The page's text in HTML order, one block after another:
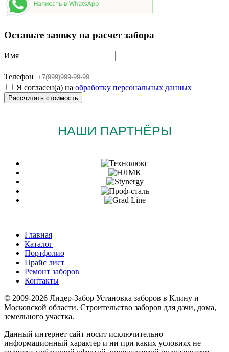
Оставьте заявку на расчет забора
Имя
Телефон
Я согласен(а) на обработку персональных данных
НАШИ ПАРТНЁРЫ
Главная
Каталог
Портфолио
Прайс лист
Ремонт заборов
Контакты
© 2009-2026 Лидер-Забор Установка заборов в Клину и
Московской области. Строительство заборов для дачи, дома,
земельного участка.
Данный интернет сайт носит исключительно
информационный характер и ни при каких условиях не